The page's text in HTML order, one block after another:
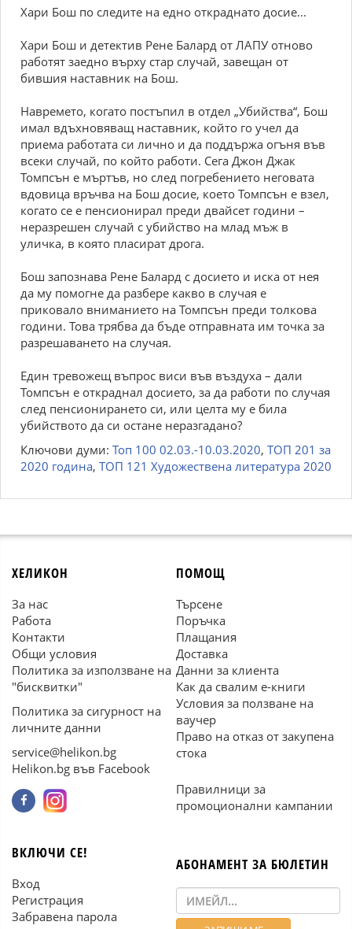
Хари Бош по следите на едно откраднато досие...
Хари Бош и детектив Рене Балард от ЛАПУ отново
работят заедно върху стар случай, завещан от
бившия наставник на Бош.
Навремето, когато постъпил в отдел „Убийства“, Бош
имал вдъхновяващ наставник, който го учел да
приема работата си лично и да поддържа огъня във
всеки случай, по който работи. Сега Джон Джак
Томпсън е мъртъв, но след погребението неговата
вдовица връчва на Бош досие, което Томпсън е взел,
когато се е пенсионирал преди двайсет години –
неразрешен случай с убийство на млад мъж в
уличка, в която пласират дрога.
Бош запознава Рене Балард с досието и иска от нея
да му помогне да разбере какво в случая е
приковало вниманието на Томпсън преди толкова
години. Това трябва да бъде отправната им точка за
разрешаването на случая.
Един тревожещ въпрос виси във въздуха – дали
Томпсън е откраднал досието, за да работи по случая
след пенсионирането си, или целта му е била
убийството да си остане неразгадано?
Ключови думи: Топ 100 02.03.-10.03.2020, ТОП 201 за
2020 година, ТОП 121 Художествена литература 2020
ХЕЛИКОН
За нас
Работа
Контакти
Общи условия
Политика за използване на
"бисквитки"
Политика за сигурност на
личните данни
service@helikon.bg
Helikon.bg във Facebook
ПОМОЩ
Търсене
Поръчка
Плащания
Доставка
Данни за клиента
Как да свалим е-книги
Условия за ползване на
ваучер
Право на отказ от закупена
стока
Правилници за
промоционални кампании
ВКЛЮЧИ СЕ!
Вход
Регистрация
Забравена парола
АБОНАМЕНТ ЗА БЮЛЕТИН